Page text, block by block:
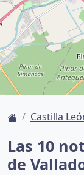
Castilla
Las 10
de